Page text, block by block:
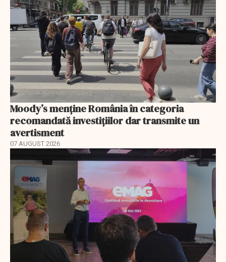
Moody’s menține România în categoria
recomandată investițiilor dar transmite un
avertisment
07 AUGUST 2026